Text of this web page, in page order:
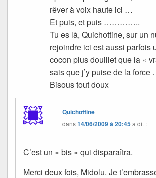
rêver à voix haute ici …
Et puis, et puis …………..
Tu es là, Quichottine, sur un
rejoindre ici est aussi parfois
cocon plus douillet que la «
sais que j’y puise de la force
Bisous tout doux
Quichottine
dans14/06/2009 à 20:45a dit :
C’est un « bis » qui disparaîtra.
Merci deux fois, Midolu. Je